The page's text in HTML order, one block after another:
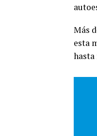
Más
esta